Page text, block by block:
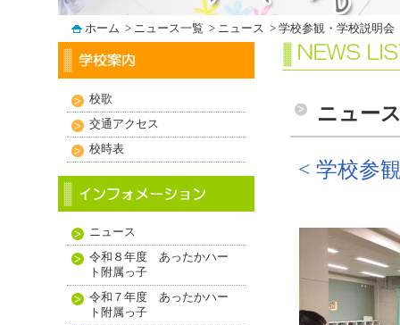
ホーム > ニュース一覧 > ニュース > 学校参観・学校説明会
ニュー
< 学校参
校歌
交通アクセス
校時表
ニュース
令和８年度 あったかハー
ト附属っ子
令和７年度 あったかハー
ト附属っ子